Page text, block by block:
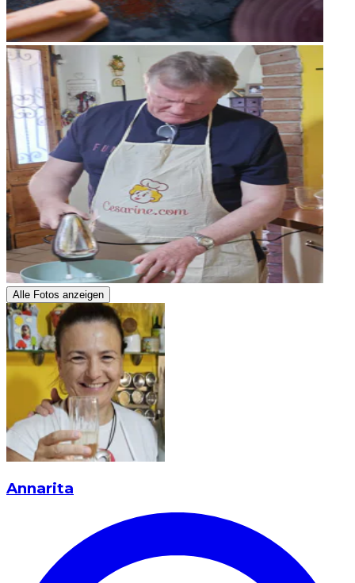
Alle Fotos anzeigen
Annarita